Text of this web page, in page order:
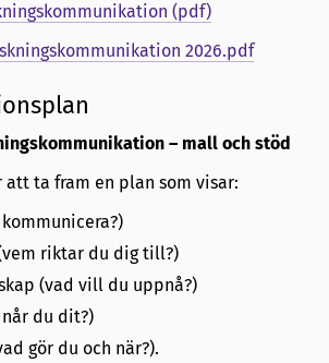
(pdf)
2026.pdf
– mall och stöd
ta fram en plan som visar:
riktar du dig till?)
(vad vill du uppnå?)
du dit?)
gör du och när?).